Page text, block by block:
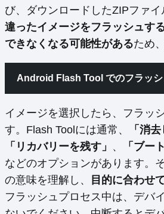
び、ダウンロードしたZIPファイ
違ったイメージをフラッシュす
できなくなる可能性があるため
Android Flash Tool でのフラッ
イメージを選択したら、フラッ
す。Flash Toolには通常、
「消
「リカバリーを残す」 、
「ブー
などのオプションがあります。
の意味を理解し、
目的に合わせ
フラッシュプロセス中は、デバ